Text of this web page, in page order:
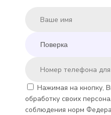
Minoll
Нажимая на кнопку,
обработку своих
соблюдения норм